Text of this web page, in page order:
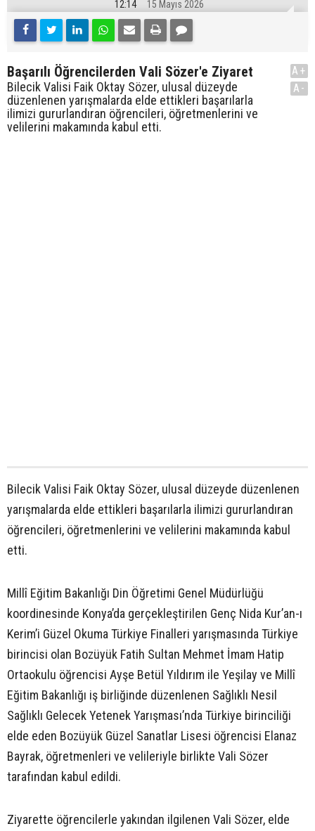
12:14 15 Mayıs 2026
Başarılı Öğrencilerden Vali Sözer'e Ziyaret
Bilecik Valisi Faik Oktay Sözer, ulusal düzeyde
düzenlenen yarışmalarda elde ettikleri başarılarla
ilimizi gururlandıran öğrencileri, öğretmenlerini ve
velilerini makamında kabul etti.
A+
A-
Bilecik Valisi Faik Oktay Sözer, ulusal düzeyde düzenlenen
yarışmalarda elde ettikleri başarılarla ilimizi gururlandıran
öğrencileri, öğretmenlerini ve velilerini makamında kabul
etti.
Millî Eğitim Bakanlığı Din Öğretimi Genel Müdürlüğü
koordinesinde Konya’da gerçekleştirilen Genç Nida Kur’an-ı
Kerim’i Güzel Okuma Türkiye Finalleri yarışmasında Türkiye
birincisi olan Bozüyük Fatih Sultan Mehmet İmam Hatip
Ortaokulu öğrencisi Ayşe Betül Yıldırım ile Yeşilay ve Millî
Eğitim Bakanlığı iş birliğinde düzenlenen Sağlıklı Nesil
Sağlıklı Gelecek Yetenek Yarışması’nda Türkiye birinciliği
elde eden Bozüyük Güzel Sanatlar Lisesi öğrencisi Elanaz
Bayrak, öğretmenleri ve velileriyle birlikte Vali Sözer
tarafından kabul edildi.
Ziyarette öğrencilerle yakından ilgilenen Vali Sözer, elde